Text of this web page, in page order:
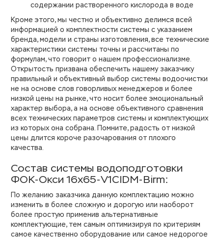
содержании растворенного кислорода в воде
Кроме этого, мы честно и объективно делимся всей
информацией о комплектности системы с указанием
бренда, модели и страны изготовления, все технические
характеристики системы точны и рассчитаны по
формулам, что говорит о нашем профессионализме.
Открытость призвана обеспечить нашему заказчику
правильный и объективный выбор системы водоочистки
не на основе слов говорливых менеджеров и более
низкой цены на рынке, что носит более эмоциональный
характер выбора, а на основе объективного сравнения
всех технических параметров системы и комплектующих
из которых она собрана. Помните, радость от низкой
цены длится короче разочарования от плохого
качества.
Состав системы водоподготовки
ФОК-Окси 16х65-V1CIDM-Birm:
По желанию заказчика данную комплектацию можно
изменить в более сложную и дорогую или наоборот
более простую применив альтернативные
комплектующие, тем самым оптимизируя по критериям
самое качественно оборудование или самое недорогое